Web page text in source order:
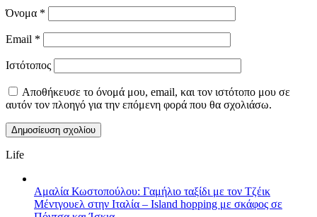
Όνομα *
Email *
Ιστότοπος
Αποθήκευσε το όνομά μου, email, και τον ιστότοπο μου σε
αυτόν τον πλοηγό για την επόμενη φορά που θα σχολιάσω.
Life
Αμαλία Κωστοπούλου: Γαμήλιο ταξίδι με τον Τζέικ
Μέντγουελ στην Ιταλία – Island hopping με σκάφος σε